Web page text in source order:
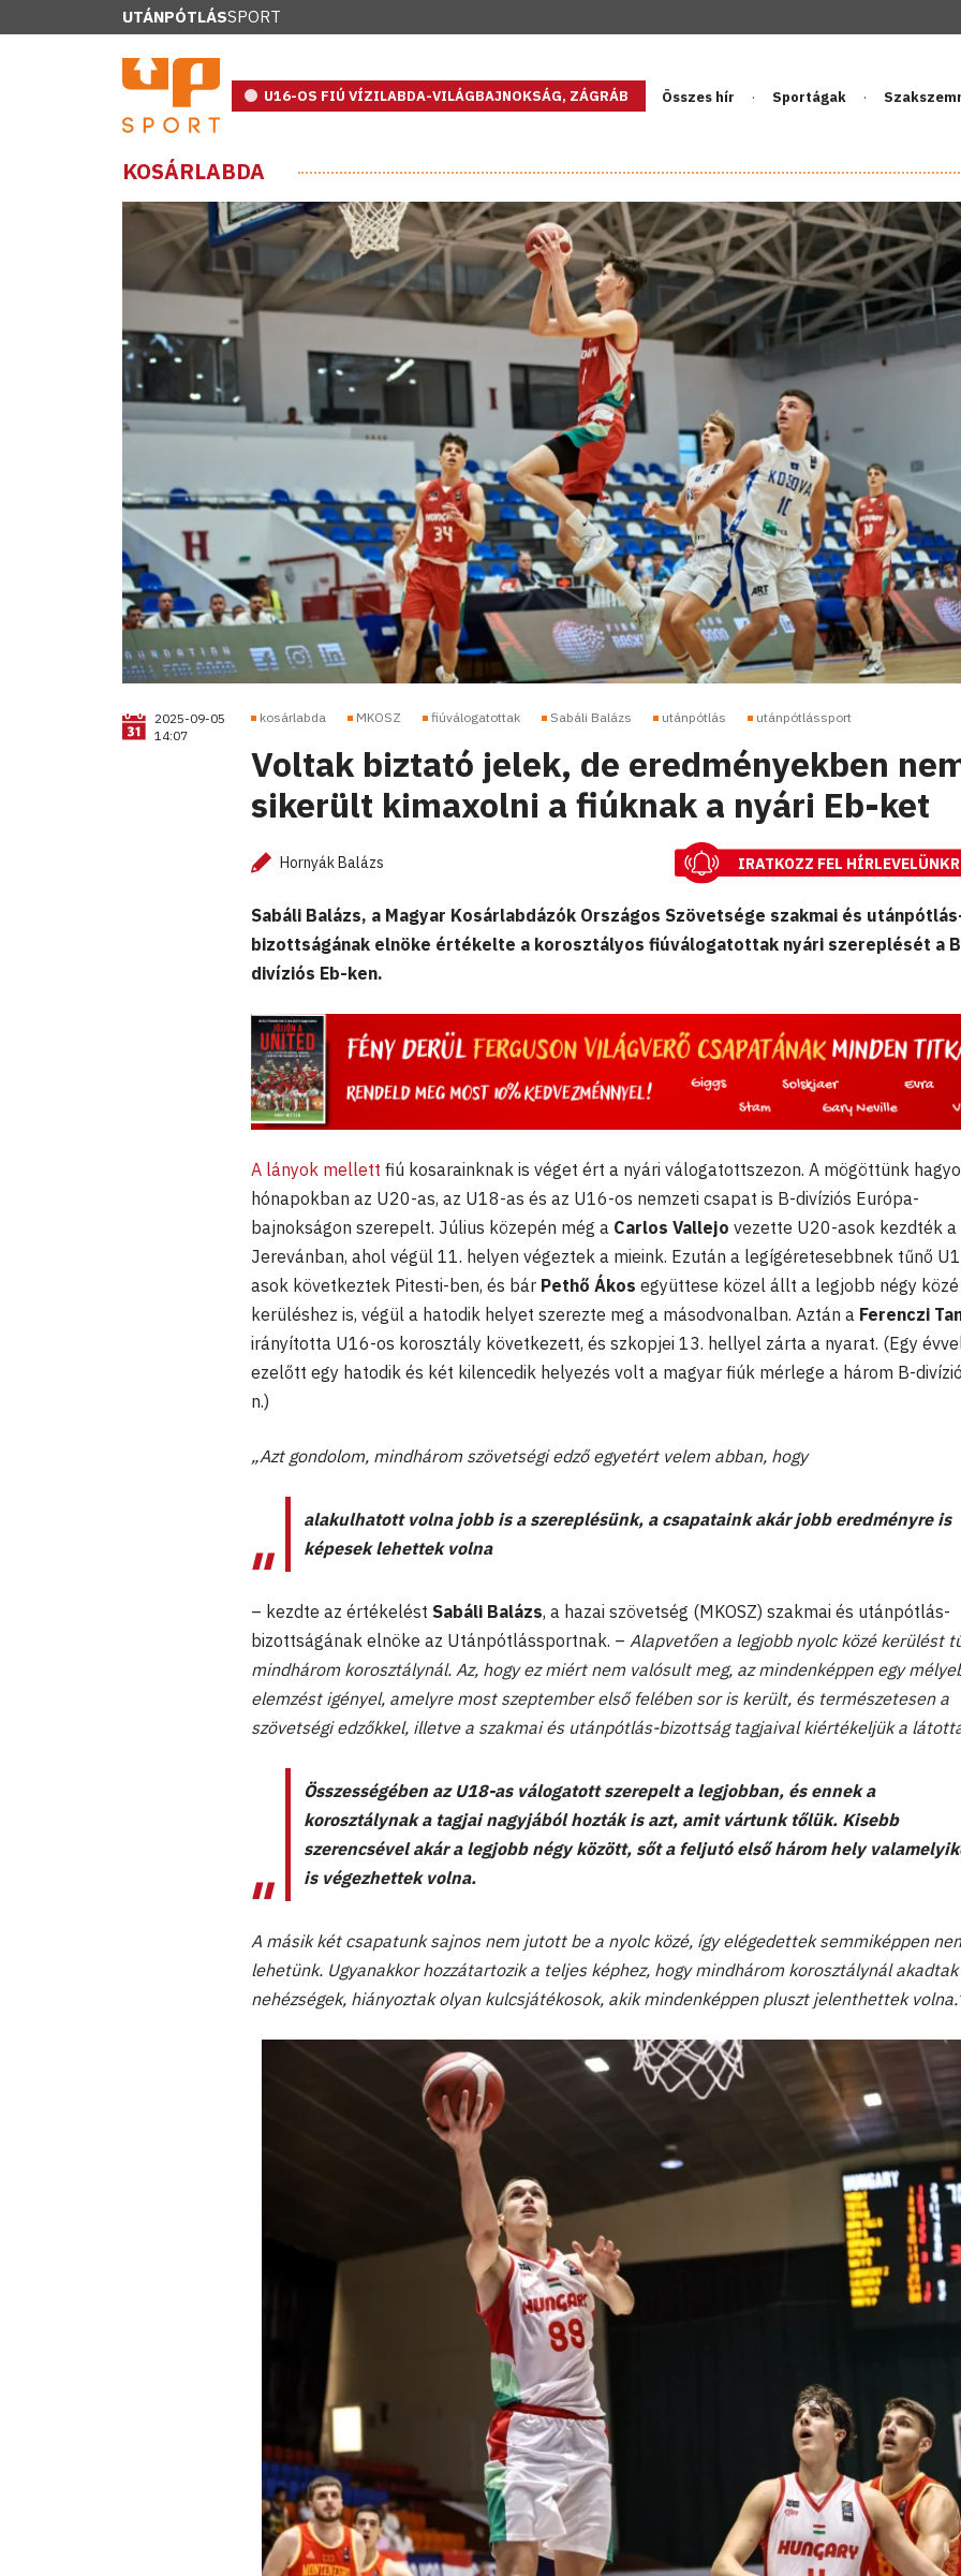
UTÁNPÓTLÁSSPORT
U16-OS FIÚ VÍZILABDA-VILÁGBAJNOKSÁG, ZÁGRÁB Összes hír Sportágak
KOSÁRLABDA
2025-09-05
14:07
kosárlabda MKOSZ fiúválogatottak Sabáli Balázs utánpótlás utánpótlássport
Voltak biztató jelek, de eredményekben
sikerült kimaxolni a fiúknak a nyári Eb-ket
Hornyák Balázs IRATKOZZ FEL
Sabáli Balázs, a Magyar Kosárlabdázók Országos Szövetsége szakmai és
bizottságának elnöke értékelte a korosztályos fiúválogatottak nyári szereplését a
divíziós Eb-ken.
A lányok mellett fiú kosarainknak is véget ért a nyári válogatottszezon. A mögöttünk
hónapokban az U20-as, az U18-as és az U16-os nemzeti csapat is B-divíziós Európa-
bajnokságon szerepelt. Július közepén még a Carlos Vallejo vezette U20-asok kezdték
Jerevánban, ahol végül 11. helyen végeztek a mieink. Ezután a legígéretesebbnek tűnő
asok következtek Pitesti-ben, és bár Pethő Ákos együttese közel állt a legjobb négy közé
kerüléshez is, végül a hatodik helyet szerezte meg a másodvonalban. Aztán a Ferenczi
irányította U16-os korosztály következett, és szkopjei 13. hellyel zárta a nyarat. (Egy
ezelőtt egy hatodik és két kilencedik helyezés volt a magyar fiúk mérlege a három B-
n.)
„Azt gondolom, mindhárom szövetségi edző egyetért velem abban, hogy
alakulhatott volna jobb is a szereplésünk, a csapataink akár jobb eredményre is
képesek lehettek volna
– kezdte az értékelést Sabáli Balázs, a hazai szövetség (MKOSZ) szakmai és utánpótlás-
bizottságának elnöke az Utánpótlássportnak. – Alapvetően a legjobb nyolc közé kerülést
mindhárom korosztálynál. Az, hogy ez miért nem valósult meg, az mindenképpen egy
elemzést igényel, amelyre most szeptember első felében sor is került, és természetesen a
szövetségi edzőkkel, illetve a szakmai és utánpótlás-bizottság tagjaival kiértékeljük a
Összességében az U18-as válogatott szerepelt a legjobban, és ennek a
korosztálynak a tagjai nagyjából hozták is azt, amit vártunk tőlük. Kisebb
szerencsével akár a legjobb négy között, sőt a feljutó első három hely
is végezhettek volna.
A másik két csapatunk sajnos nem jutott be a nyolc közé, így elégedettek semmiképpen
lehetünk. Ugyanakkor hozzátartozik a teljes képhez, hogy mindhárom korosztálynál akadtak
nehézségek, hiányoztak olyan kulcsjátékosok, akik mindenképpen pluszt jelenthettek